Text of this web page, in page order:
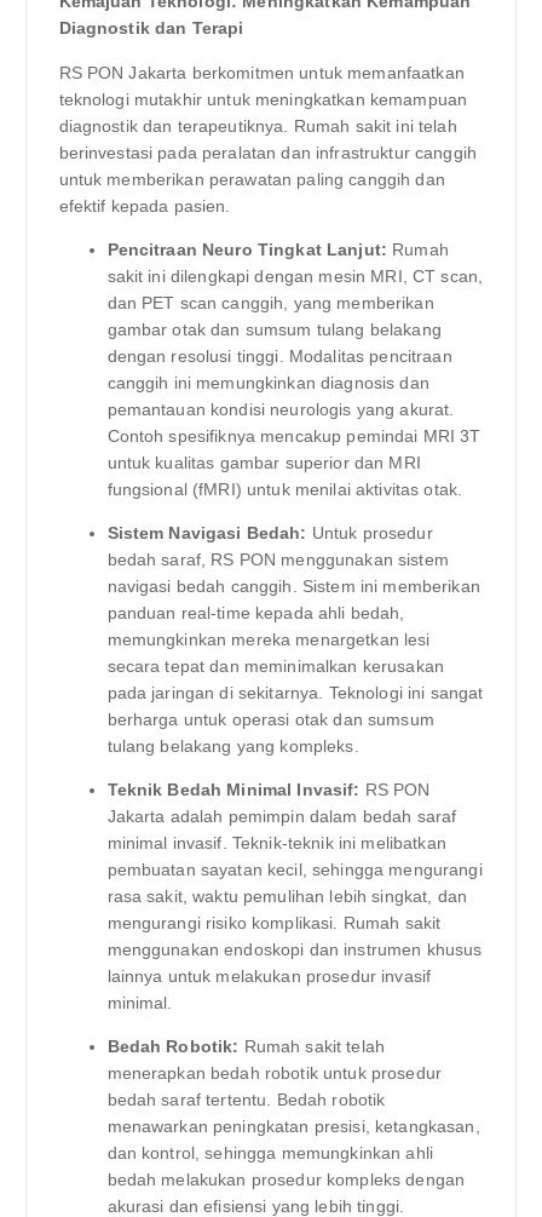
Diagnostik dan Terapi
RS PON Jakarta berkomitmen untuk memanfaatkan
teknologi mutakhir untuk meningkatkan kemampuan
diagnostik dan terapeutiknya. Rumah sakit ini telah
berinvestasi pada peralatan dan infrastruktur canggih
untuk memberikan perawatan paling canggih dan
efektif kepada pasien.
Pencitraan Neuro Tingkat Lanjut: Rumah
sakit ini dilengkapi dengan mesin MRI, CT scan,
dan PET scan canggih, yang memberikan
gambar otak dan sumsum tulang belakang
dengan resolusi tinggi. Modalitas pencitraan
canggih ini memungkinkan diagnosis dan
pemantauan kondisi neurologis yang akurat.
Contoh spesifiknya mencakup pemindai MRI 3T
untuk kualitas gambar superior dan MRI
fungsional (fMRI) untuk menilai aktivitas otak.
Sistem Navigasi Bedah: Untuk prosedur
bedah saraf, RS PON menggunakan sistem
navigasi bedah canggih. Sistem ini memberikan
panduan real-time kepada ahli bedah,
memungkinkan mereka menargetkan lesi
secara tepat dan meminimalkan kerusakan
pada jaringan di sekitarnya. Teknologi ini sangat
berharga untuk operasi otak dan sumsum
tulang belakang yang kompleks.
Teknik Bedah Minimal Invasif: RS PON
Jakarta adalah pemimpin dalam bedah saraf
minimal invasif. Teknik-teknik ini melibatkan
pembuatan sayatan kecil, sehingga mengurangi
rasa sakit, waktu pemulihan lebih singkat, dan
mengurangi risiko komplikasi. Rumah sakit
menggunakan endoskopi dan instrumen khusus
lainnya untuk melakukan prosedur invasif
minimal.
Bedah Robotik: Rumah sakit telah
menerapkan bedah robotik untuk prosedur
bedah saraf tertentu. Bedah robotik
menawarkan peningkatan presisi, ketangkasan,
dan kontrol, sehingga memungkinkan ahli
bedah melakukan prosedur kompleks dengan
akurasi dan efisiensi yang lebih tinggi.